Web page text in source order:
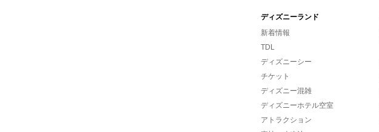
ディズニーランド
新着情報
TDL
ディズニーシー
チケット
ディズニー混雑
ディズニーホテル空室
アトラクション